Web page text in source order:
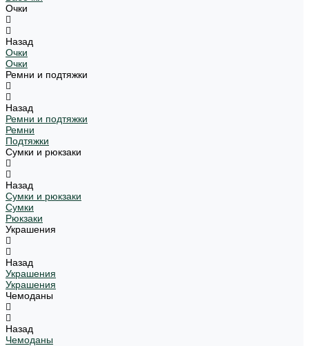
Очки
Назад
Очки
Очки
Ремни и подтяжки
Назад
Ремни и подтяжки
Ремни
Подтяжки
Сумки и рюкзаки
Назад
Сумки и рюкзаки
Сумки
Рюкзаки
Украшения
Назад
Украшения
Украшения
Чемоданы
Назад
Чемоданы